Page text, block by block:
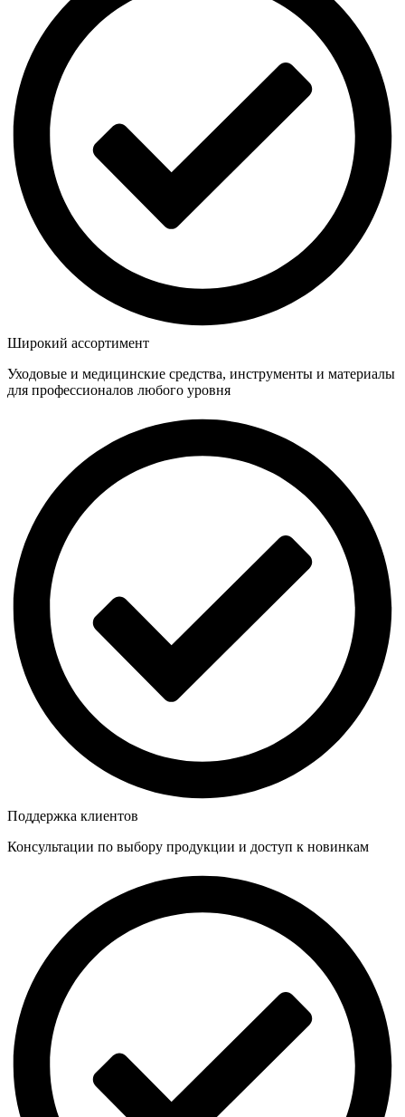
Широкий ассортимент
Уходовые и медицинские средства, инструменты и материалы
для профессионалов любого уровня
Поддержка клиентов
Консультации по выбору продукции и доступ к новинкам